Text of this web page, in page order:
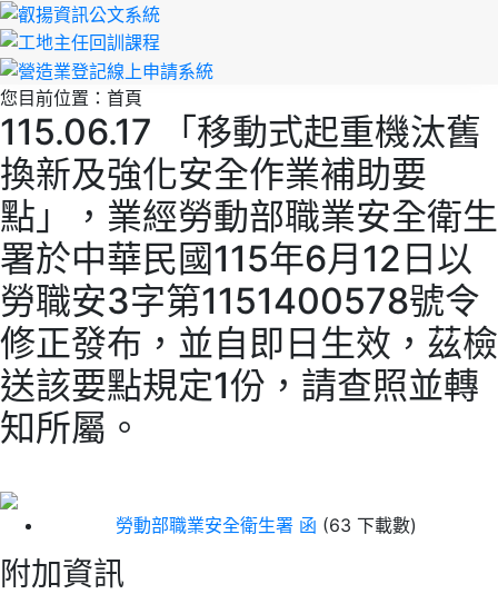
您目前位置： 首頁
115.06.17 「移動式起重機汰舊
換新及強化安全作業補助要
點」，業經勞動部職業安全衛生
署於中華民國115年6月12日以
勞職安3字第1151400578號令
修正發布，並自即日生效，茲檢
送該要點規定1份，請查照並轉
知所屬。
勞動部職業安全衛生署 函 (63 下載數)
附加資訊